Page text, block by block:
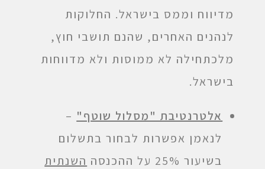
מדיווח וממס בישראל. החלוקות
לנהנים האחרים, שהנם תושבי חוץ,
מלכתחילה לא ממוסות ולא מדווחות
בישראל.
אלטרנטיבת "מסלול שוטף" –
לנאמן אפשרות לבחור בתשלום
בשיעור 25% על ההכנסה
השנתית